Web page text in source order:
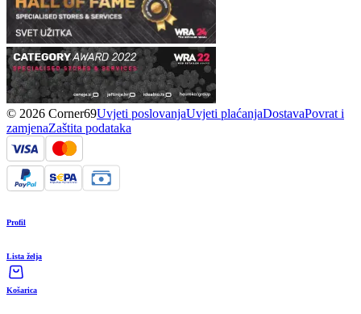
© 2026 Corner69Uvjeti poslovanjaUvjeti plaćanjaDostavaPovrat i
zamjenaZaštita podataka
Profil
Lista želja
Košarica